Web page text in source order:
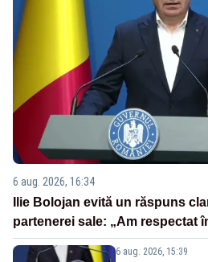
6 aug. 2026, 16:34
Ilie Bolojan evită un răspuns
partenerei sale: „Am respectat
6 aug. 2026, 15:39